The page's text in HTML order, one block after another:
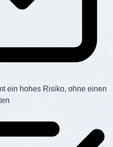
ein hohes Risiko, ohne einen